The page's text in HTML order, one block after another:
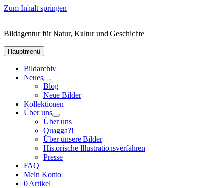
Zum Inhalt springen
Bildagentur für Natur, Kultur und Geschichte
Hauptmenü
Bildarchiv
Neues
Blog
Neue Bilder
Kollektionen
Über uns
Über uns
Quagga?!
Über unsere Bilder
Historische Illustrationsverfahren
Presse
FAQ
Mein Konto
0 Artikel